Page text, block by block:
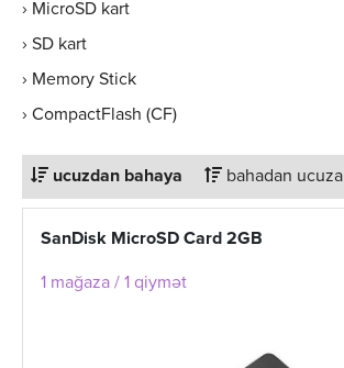
› MicroSD kart
› SD kart
› Memory Stick
› CompactFlash (CF)
ucuzdan bahaya bahadan ucuza
SanDisk MicroSD Card 2GB
1 mağaza / 1 qiymət